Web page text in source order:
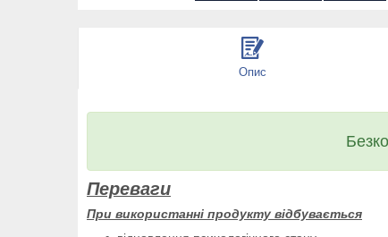
Опис
Переваги
При використанні продукту відбувається